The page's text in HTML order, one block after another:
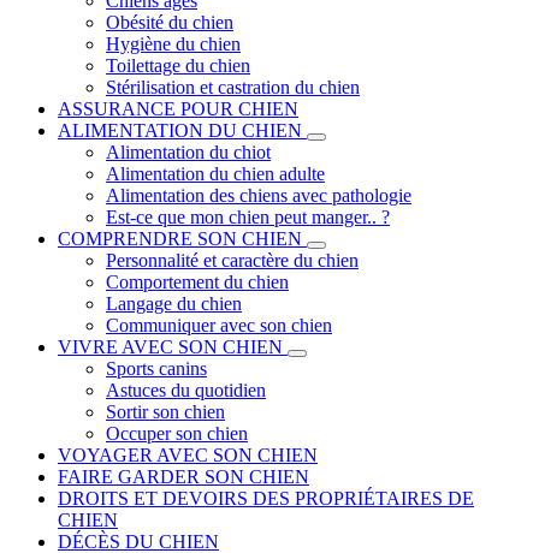
Obésité du chien
Hygiène du chien
Toilettage du chien
Stérilisation et castration du chien
ASSURANCE POUR CHIEN
ALIMENTATION DU CHIEN
Alimentation du chiot
Alimentation du chien adulte
Alimentation des chiens avec pathologie
Est-ce que mon chien peut manger.. ?
COMPRENDRE SON CHIEN
Personnalité et caractère du chien
Comportement du chien
Langage du chien
Communiquer avec son chien
VIVRE AVEC SON CHIEN
Sports canins
Astuces du quotidien
Sortir son chien
Occuper son chien
VOYAGER AVEC SON CHIEN
FAIRE GARDER SON CHIEN
DROITS ET DEVOIRS DES PROPRIÉTAIRES DE
CHIEN
DÉCÈS DU CHIEN